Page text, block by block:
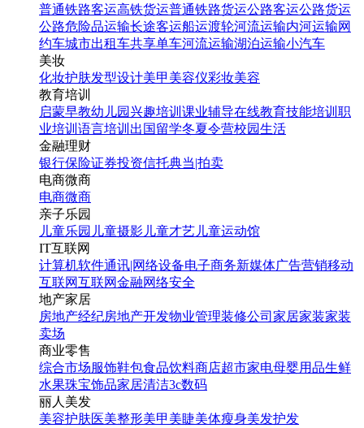
普通铁路客运高铁货运普通铁路货运公路客运公路货运
公路危险品运输长途客运船运渡轮河流运输内河运输网
约车城市出租车共享单车河流运输湖泊运输小汽车
美妆
化妆护肤发型设计美甲 美容仪彩妆美容
教育培训
启蒙早教幼儿园 兴趣培训 课业辅导在线教育技能培训 职
业培训 语言培训 出国留学冬夏令营校园生活
金融理财
银行保险证券投资信托典当|拍卖
电商微商
电商微商
亲子乐园
儿童乐园 儿童摄影 儿童才艺 儿童运动馆
IT互联网
计算机软件通讯|网络设备电子商务新媒体广告营销移动
互联网互联网金融网络安全
地产家居
房地产经纪房地产开发物业管理装修公司 家居家装家装
卖场
商业零售
综合市场服饰鞋包食品饮料商店超市家电母婴用品生鲜
水果珠宝饰品家居清洁3c数码
丽人美发
美容护肤医美整形美甲美睫美体瘦身美发护发